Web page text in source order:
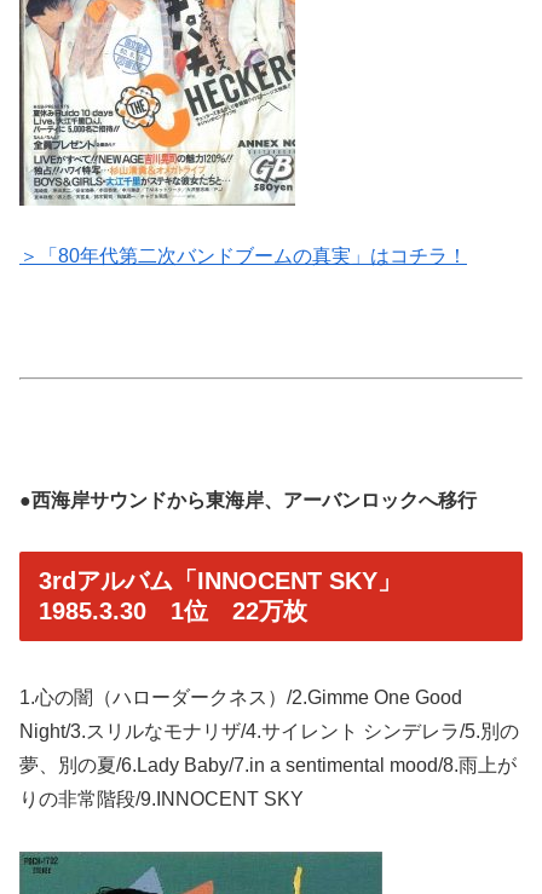
＞「80年代第二次バンドブームの真実」はコチラ！
●西海岸サウンドから東海岸、アーバンロックへ移行
3rdアルバム「INNOCENT SKY」
1985.3.30 1位 22万枚
1.心の闇（ハローダークネス）/2.Gimme One Good
Night/3.スリルなモナリザ/4.サイレント シンデレラ/5.別の
夢、別の夏/6.Lady Baby/7.in a sentimental mood/8.雨上が
りの非常階段/9.INNOCENT SKY